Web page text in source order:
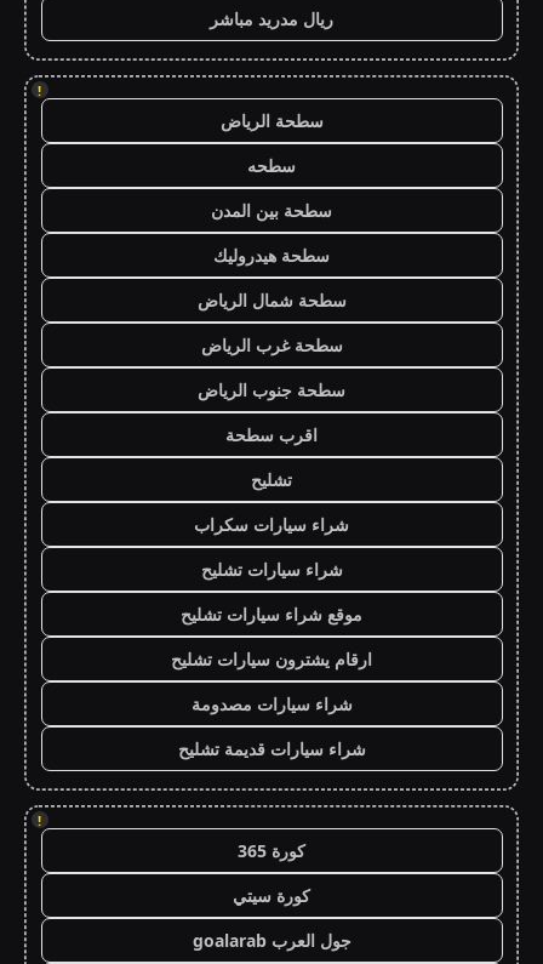
ريال مدريد مباشر
!
سطحة الرياض
سطحه
سطحة بين المدن
سطحة هيدروليك
سطحة شمال الرياض
سطحة غرب الرياض
سطحة جنوب الرياض
اقرب سطحة
تشليح
شراء سيارات سكراب
شراء سيارات تشليح
موقع شراء سيارات تشليح
ارقام يشترون سيارات تشليح
شراء سيارات مصدومة
شراء سيارات قديمة تشليح
!
كورة 365
كورة سيتي
جول العرب goalarab